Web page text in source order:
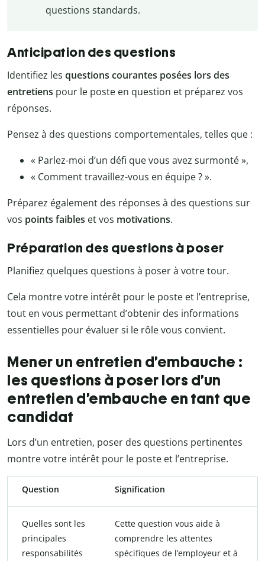
questions standards.
Anticipation des questions
Identifiez les questions courantes posées lors des
entretiens pour le poste en question et préparez vos
réponses.
Pensez à des questions comportementales, telles que :
« Parlez-moi d’un défi que vous avez surmonté »,
« Comment travaillez-vous en équipe ? ».
Préparez également des réponses à des questions sur
vos points faibles et vos motivations.
Préparation des questions à poser
Planifiez quelques questions à poser à votre tour.
Cela montre votre intérêt pour le poste et l’entreprise,
tout en vous permettant d’obtenir des informations
essentielles pour évaluer si le rôle vous convient.
Mener un entretien d’embauche :
les questions à poser lors d’un
entretien d’embauche en tant que
candidat
Lors d’un entretien, poser des questions pertinentes
montre votre intérêt pour le poste et l’entreprise.
Question Signification
Quelles sont les
principales
responsabilités
Cette question vous aide à
comprendre les attentes
spécifiques de l’employeur et à